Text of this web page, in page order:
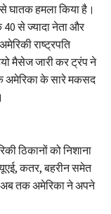
घातक हमला किया है।
से ज्यादा नेता और
राष्ट्रपति
मैसेज जारी कर ट्रंप ने
अमेरिका के सारे मकसद
ठिकानों को निशाना
कतर, बहरीन समेत
अब तक अमेरिका ने अपने